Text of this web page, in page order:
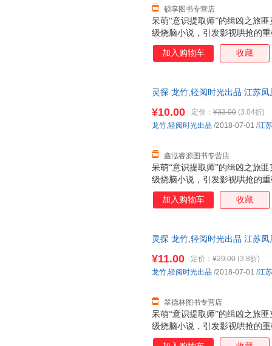
呆萌“意识提取师”的缉凶之旅
级烧脑小说，引发影视哄抢的
间》带你触摸人类大脑意识的
硕享图书专营店
加入购物车 收藏
灵探 龙竹,轻阅时光出品 江苏
呆萌“意识提取师”的缉凶之旅
级烧脑小说，引发影视哄抢的
间》带你触摸人类大脑意识的
¥10.00 定价： ¥33.00 (3.04折)
鑫泓睿源图书专营店
龙竹,轻阅时光出品 /2018-07-01 /江
加入购物车 收藏
灵探 龙竹,轻阅时光出品 江苏
呆萌“意识提取师”的缉凶之旅
级烧脑小说，引发影视哄抢的
间》带你触摸人类大脑意识的
¥11.00 定价： ¥29.00 (3.8折)
翠德林图书专营店
龙竹,轻阅时光出品 /2018-07-01 /江